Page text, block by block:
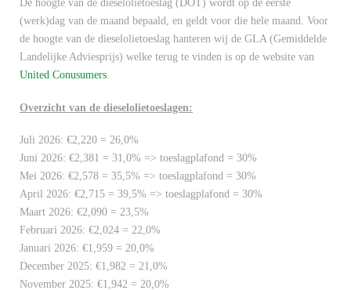
De hoogte van de dieselolietoeslag (DOT) wordt op de eerste
(werk)dag van de maand bepaald, en geldt voor die hele maand. Voor
de hoogte van de dieselolietoeslag hanteren wij de GLA (Gemiddelde
Landelijke Adviesprijs) welke terug te vinden is op de website van
United Conusumers.
Overzicht van de dieselolietoeslagen:
Juli 2026: €2,220 = 26,0%
Juni 2026: €2,381 = 31,0% => toeslagplafond = 30%
Mei 2026: €2,578 = 35,5% => toeslagplafond = 30%
April 2026: €2,715 = 39,5% => toeslagplafond = 30%
Maart 2026: €2,090 = 23,5%
Februari 2026: €2,024 = 22,0%
Januari 2026: €1,959 = 20,0%
December 2025: €1,982 = 21,0%
November 2025: €1,942 = 20,0%